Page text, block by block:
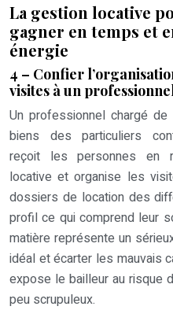
La gestion locative
gagner en temps et
énergie
4 – Confier
visites à un
Un professionnel chargé
biens des particuliers
reçoit les personnes en
locative et organise les
dossiers de location des
profil ce qui comprend leur
matière représente un
idéal et écarter les mauvais
expose le bailleur au risque
peu scrupuleux.